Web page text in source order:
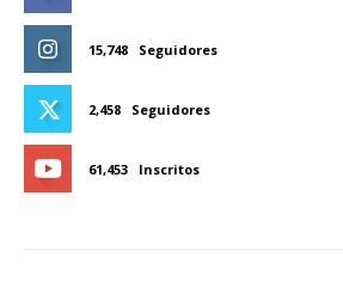
15,748 Seguidores
2,458 Seguidores
61,453 Inscritos